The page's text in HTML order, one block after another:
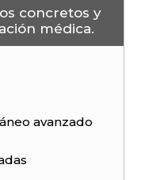
concretos y
médica.
avanzado